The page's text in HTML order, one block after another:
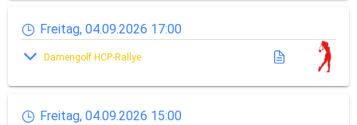
Freitag, 04.09.2026 17:00
Damengolf HCP-Rallye
Freitag, 04.09.2026 15:00